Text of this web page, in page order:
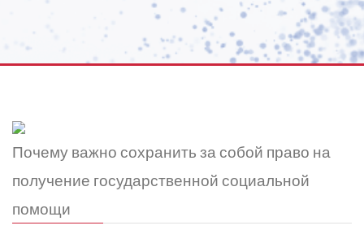
Почему важно сохранить за собой право на
получение государственной социальной
помощи